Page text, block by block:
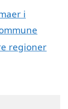
i
regioner